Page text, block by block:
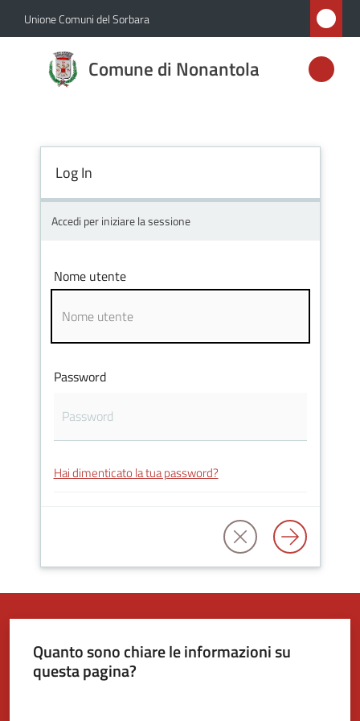
Vai al contenuto
Vai alla navigazione
Vai al footer
Unione Comuni del Sorbara
Comune di Nonantola
Comune di
Nonantola
Amministrazione
Novità
Vivere
Nonantola
Log In
Accedi per iniziare la sessione
Nome utente
Password
Hai dimenticato la tua password?
Quanto sono chiare le informazioni su
questa pagina?